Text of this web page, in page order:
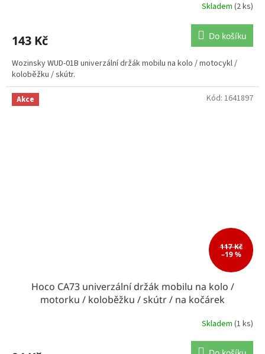
Skladem (2 ks)
143 Kč Do košíku
Wozinsky WUD-01B univerzální držák mobilu na kolo / motocykl /
koloběžku / skútr.
Akce
117 Kč
–19 %
Hoco CA73 univerzální držák mobilu na kolo /
motorku / koloběžku / skútr / na kočárek
Skladem (1 ks)
Kód: 1641897